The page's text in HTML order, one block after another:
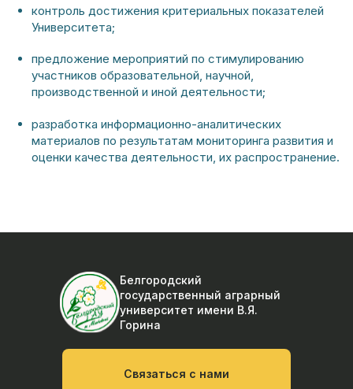
контроль достижения критериальных показателей
Университета;
предложение мероприятий по стимулированию
участников образовательной, научной,
производственной и иной деятельности;
разработка информационно-аналитических
материалов по результатам мониторинга развития и
оценки качества деятельности, их распространение.
Белгородский
государственный аграрный
университет имени В.Я.
Горина
Связаться с нами